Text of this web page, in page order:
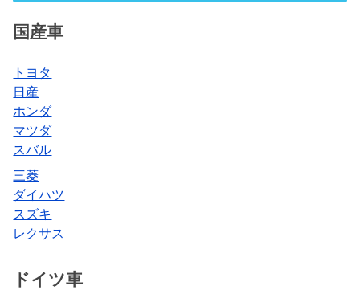
国産車
トヨタ
日産
ホンダ
マツダ
スバル
三菱
ダイハツ
スズキ
レクサス
ドイツ車